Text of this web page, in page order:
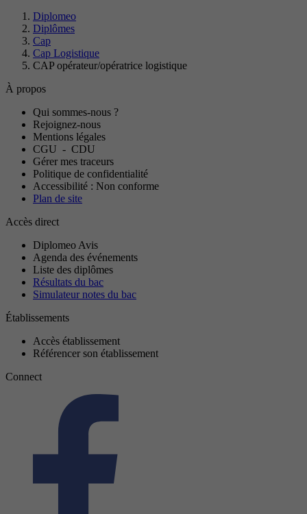
Diplomeo
Diplômes
Cap
Cap Logistique
CAP opérateur/opératrice logistique
À propos
Qui sommes-nous ?
Rejoignez-nous
Mentions légales
CGU - CDU
Gérer mes traceurs
Politique de confidentialité
Accessibilité : Non conforme
Plan de site
Accès direct
Diplomeo Avis
Agenda des événements
Liste des diplômes
Résultats du bac
Simulateur notes du bac
Établissements
Accès établissement
Référencer son établissement
Connect